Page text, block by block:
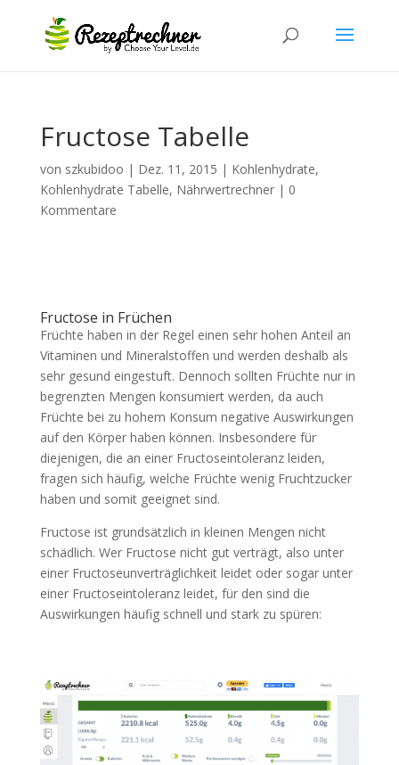
Fructose Tabelle
von szkubidoo | Dez. 11, 2015 | Kohlenhydrate,
Kohlenhydrate Tabelle, Nährwertrechner| 0
Kommentare
Fructose in Früchen
Früchte haben in der Regel einen sehr hohen Anteil an
Vitaminen und Mineralstoffen und werden deshalb als
sehr gesund eingestuft. Dennoch sollten Früchte nur in
begrenzten Mengen konsumiert werden, da auch
Früchte bei zu hohem Konsum negative Auswirkungen
auf den Körper haben können. Insbesondere für
diejenigen, die an einer Fructoseintoleranz leiden,
fragen sich häufig, welche Früchte wenig Fruchtzucker
haben und somit geeignet sind.
Fructose ist grundsätzlich in kleinen Mengen nicht
schädlich. Wer Fructose nicht gut verträgt, also unter
einer Fructoseunverträglichkeit leidet oder sogar unter
einer Fructoseintoleranz leidet, für den sind die
Auswirkungen häufig schnell und stark zu spüren: